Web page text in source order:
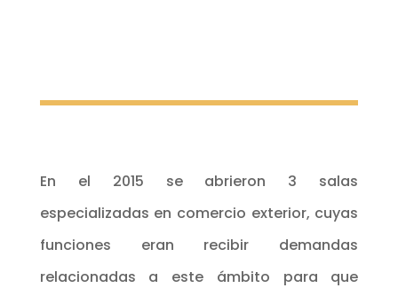
En el 2015 se abrieron 3 salas
especializadas en comercio exterior, cuyas
funciones eran recibir demandas
relacionadas a este ámbito para que